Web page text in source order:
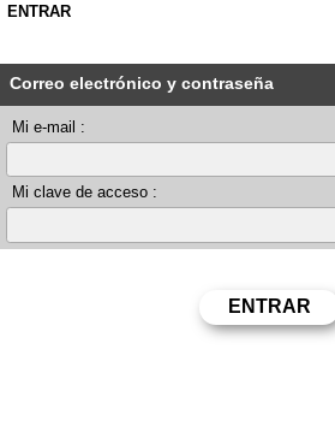
ENTRAR
Correo electrónico y contraseña
Mi e-mail :
Mi clave de acceso :